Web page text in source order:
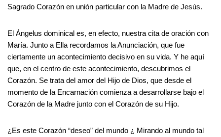
Sagrado Corazón en unión particular con la Madre de Jesús.
El Ángelus dominical es, en efecto, nuestra cita de oración con
María. Junto a Ella recordamos la Anunciación, que fue
ciertamente un acontecimiento decisivo en su vida. Y he aquí
que, en el centro de este acontecimiento, descubrimos el
Corazón. Se trata del amor del Hijo de Dios, que desde el
momento de la Encarnación comienza a desarrollarse bajo el
Corazón de la Madre junto con el Corazón de su Hijo.
¿Es este Corazón “deseo” del mundo ¿ Mirando al mundo tal